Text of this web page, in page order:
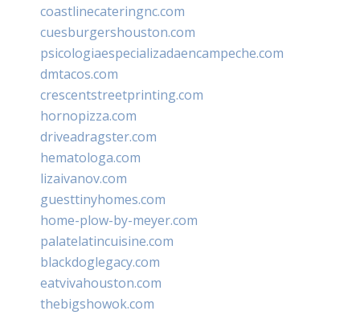
coastlinecateringnc.com
cuesburgershouston.com
psicologiaespecializadaencampeche.com
dmtacos.com
crescentstreetprinting.com
hornopizza.com
driveadragster.com
hematologa.com
lizaivanov.com
guesttinyhomes.com
home-plow-by-meyer.com
palatelatincuisine.com
blackdoglegacy.com
eatvivahouston.com
thebigshowok.com